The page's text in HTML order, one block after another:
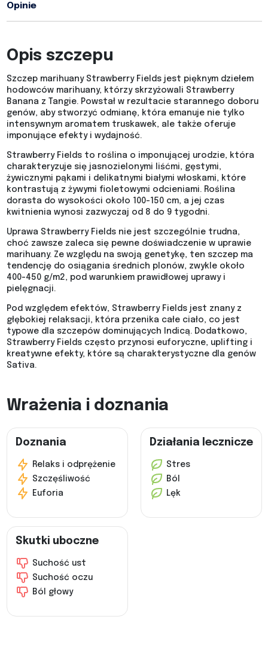
Opinie
Opis szczepu
Szczep marihuany Strawberry Fields jest pięknym dziełem
hodowców marihuany, którzy skrzyżowali Strawberry
Banana z Tangie. Powstał w rezultacie starannego doboru
genów, aby stworzyć odmianę, która emanuje nie tylko
intensywnym aromatem truskawek, ale także oferuje
imponujące efekty i wydajność.
Strawberry Fields to roślina o imponującej urodzie, która
charakteryzuje się jasnozielonymi liśćmi, gęstymi,
żywicznymi pąkami i delikatnymi białymi włoskami, które
kontrastują z żywymi fioletowymi odcieniami. Roślina
dorasta do wysokości około 100-150 cm, a jej czas
kwitnienia wynosi zazwyczaj od 8 do 9 tygodni.
Uprawa Strawberry Fields nie jest szczególnie trudna,
choć zawsze zaleca się pewne doświadczenie w uprawie
marihuany. Ze względu na swoją genetykę, ten szczep ma
tendencję do osiągania średnich plonów, zwykle około
400-450 g/m2, pod warunkiem prawidłowej uprawy i
pielęgnacji.
Pod względem efektów, Strawberry Fields jest znany z
głębokiej relaksacji, która przenika całe ciało, co jest
typowe dla szczepów dominujących Indicą. Dodatkowo,
Strawberry Fields często przynosi euforyczne, uplifting i
kreatywne efekty, które są charakterystyczne dla genów
Sativa.
Wrażenia i doznania
Doznania
Relaks i odprężenie
Szczęśliwość
Euforia
Działania lecznicze
Stres
Ból
Lęk
Skutki uboczne
Suchość ust
Suchość oczu
Ból głowy